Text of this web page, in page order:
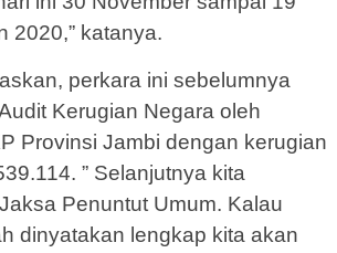
2020,” katanya.
perkara ini sebelumnya
Kerugian Negara oleh
Provinsi Jambi dengan kerugian
” Selanjutnya kita
Penuntut Umum. Kalau
dinyatakan lengkap kita akan